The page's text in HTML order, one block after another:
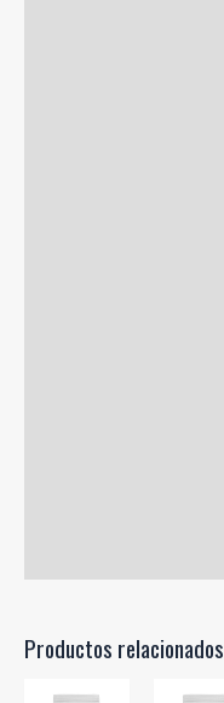
Productos relacionados